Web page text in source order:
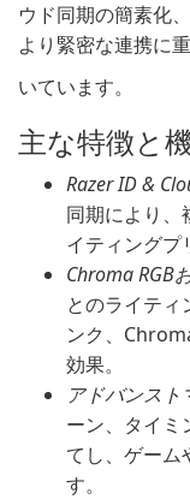
ウド同期の簡素化
より緊密な連携に
いています。
主な特徴と
Razer ID &
同期により、
イティングプ
Chroma RGB
とのライティ
ンク、
効果。
アドバンス
ーン、タイミ
てし、ゲーム
す。